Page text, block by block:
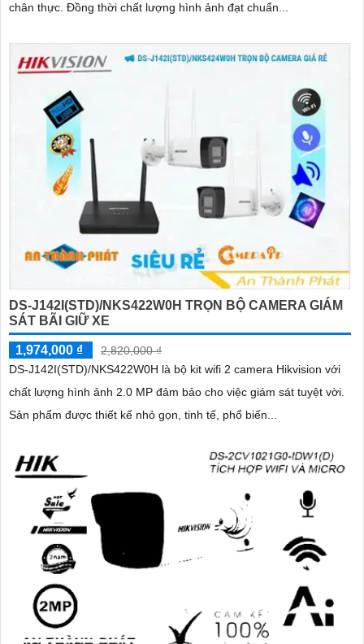
chân thực. Đồng thời chất lượng hình ảnh đạt chuẩn...
DS-J142I(STD)/NKS422W0H TRỌN BỘ CAMERA GIÁM
SÁT BÃI GIỮ XE
1,974,000 ₫
2,820,000 ₫
DS-J142I(STD)/NKS422W0H là bộ kit wifi 2 camera Hikvision với
chất lượng hình ảnh 2.0 MP đảm bảo cho việc giám sát tuyệt vời.
Sản phẩm được thiết kế nhỏ gọn, tinh tế, phổ biến...